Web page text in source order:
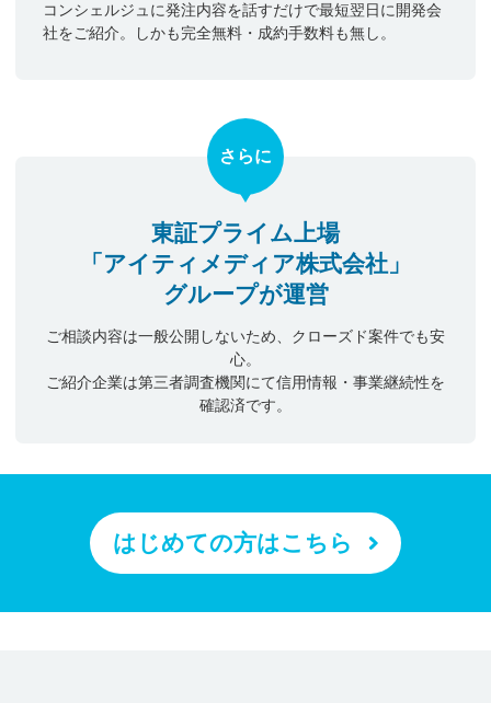
コンシェルジュに発注内容を話すだけで最短翌日に開発会
社をご紹介。しかも完全無料・成約手数料も無し。
さらに
東証プライム上場
「アイティメディア株式会社」
グループが運営
ご相談内容は一般公開しないため、クローズド案件でも安
心。
ご紹介企業は第三者調査機関にて信用情報・事業継続性を
確認済です。
はじめての方はこちら